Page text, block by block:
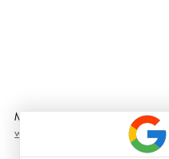
MG Interior Design
www.mginteriordesign.fr